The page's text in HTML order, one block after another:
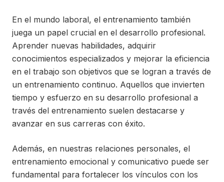
En el mundo laboral, el entrenamiento también
juega un papel crucial en el desarrollo profesional.
Aprender nuevas habilidades, adquirir
conocimientos especializados y mejorar la eficiencia
en el trabajo son objetivos que se logran a través de
un entrenamiento continuo. Aquellos que invierten
tiempo y esfuerzo en su desarrollo profesional a
través del entrenamiento suelen destacarse y
avanzar en sus carreras con éxito.
Además, en nuestras relaciones personales, el
entrenamiento emocional y comunicativo puede ser
fundamental para fortalecer los vínculos con los